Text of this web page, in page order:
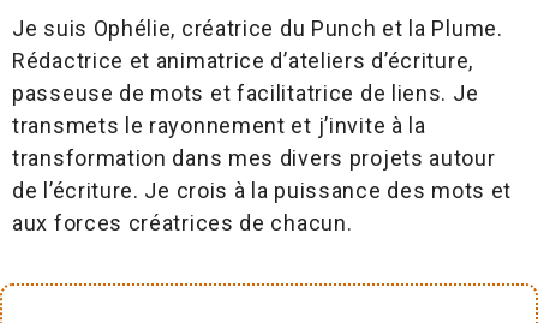
Je suis Ophélie, créatrice du Punch et la Plume.
Rédactrice et animatrice d’ateliers d’écriture,
passeuse de mots et facilitatrice de liens. Je
transmets le rayonnement et j’invite à la
transformation dans mes divers projets autour
de l’écriture. Je crois à la puissance des mots et
aux forces créatrices de chacun.